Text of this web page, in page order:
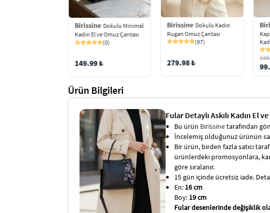
Birissine Dokulu Minimal
Kadın El ve Omuz Çantası
(0)
149.99 ₺
Birissine Dokulu Kadın
Rugan Omuz Çantası
(97)
279.98 ₺
Ürün Bilgileri
Fular Detaylı Askılı Kadın El
Bu ürün Birissinetarafından
İncelemiş olduğunuz ürünün
Bir ürün, birden fazla satıcı
ürünlerdeki promosyonlara,
göre sıralanır.
15 gün içinde ücretsiz iade.
En: 16 cm
Boy: 19 cm
Fular desenlerinde değişiklik